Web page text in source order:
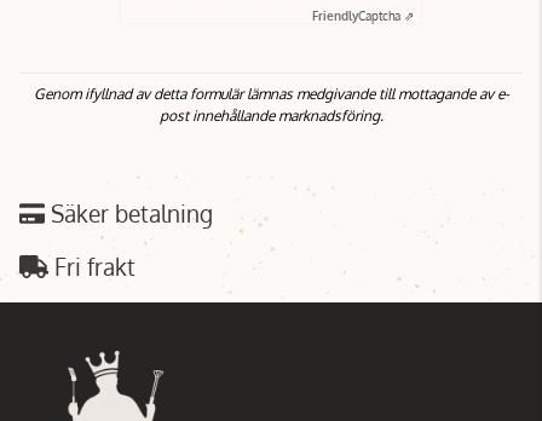
FriendlyCaptcha ⇗
Genom ifyllnad av detta formulär lämnas medgivande till mottagande av e-
post innehållande marknadsföring.
Säker betalning
Fri frakt